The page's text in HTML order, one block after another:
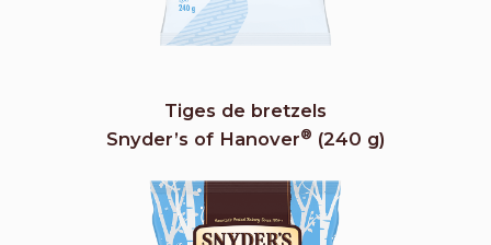
Tiges de bretzels
Snyder’s of Hanover® (240 g)